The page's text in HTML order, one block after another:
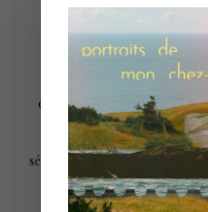
6
Le Festival International
régulièrement les
d’embrasser une vision «
l’inclusion du collectif
Entanglements @ FIJM
série Entrée Libre TD @ Studio
LIRE